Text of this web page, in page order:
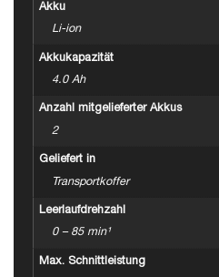
Akku
Li-ion
Akkukapazität
4.0 Ah
Anzahl mitgelieferter Akkus
2
Geliefert in
Transportkoffer
Leerlaufdrehzahl
0 – 85 min¹
Max. Schnittleistung